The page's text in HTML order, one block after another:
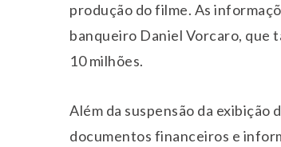
produção do filme. As
banqueiro Daniel Vorcaro, que
10 milhões.
Além da suspensão da exibição
documentos financeiros e